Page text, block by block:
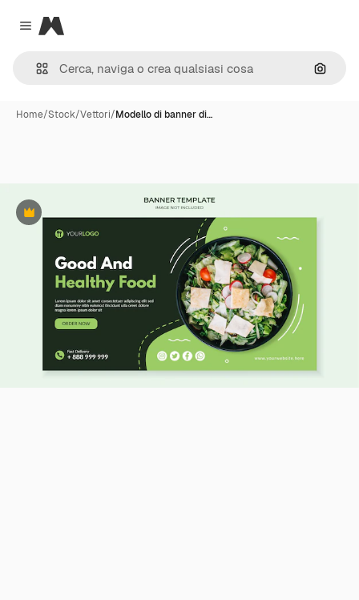
Close menu
Magnific
Cerca
Home/Stock/Vettori/Modello di banner di…
Premium